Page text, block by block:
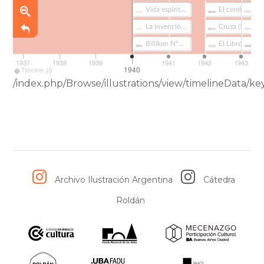
Timeline JS
Cruza (592)
1940
1937 1938 1939 1941 1942 1943
/index.php/Browse/illustrations/view/timelineData/
Archivo Ilustración Argentina
Cátedra
Roldán